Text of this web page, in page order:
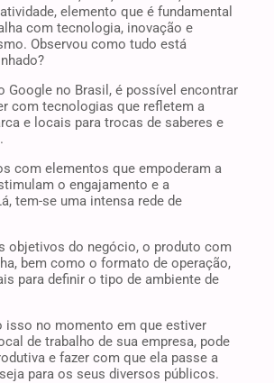
elemento que é fundamental
com tecnologia, inovação e
Observou como tudo está
Google no Brasil, é possível encontrar
com tecnologias que refletem a
e locais para trocas de saberes e
com elementos que empoderam a
o engajamento e a
tem-se uma intensa rede de
objetivos do negócio, o produto com
bem como o formato de operação,
para definir o tipo de ambiente de
isso no momento em que estiver
de trabalho de sua empresa, pode
e fazer com que ela passe a
para os seus diversos públicos.